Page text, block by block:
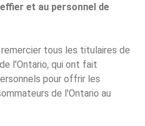
et au personnel de
tous les titulaires de
l'Ontario, qui ont fait
pour offrir les
de l'Ontario au